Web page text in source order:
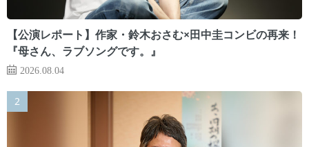
【公演レポート】作家・鈴木おさむ×田中圭コンビの再来！
『母さん、ラブソングです。』
2026.08.04